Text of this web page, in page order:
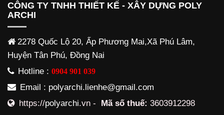
CÔNG TY TNHH THIẾT KẾ - XÂY DỰNG POLY
ARCHI
2278 Quốc Lộ 20, Ấp Phương Mai,Xã Phú Lâm,
Huyện Tân Phú, Đồng Nai
Hotline : 0904 901 039
Email : polyarchi.lienhe@gmail.com
https://polyarchi.vn - Mã số thuế: 3603912298